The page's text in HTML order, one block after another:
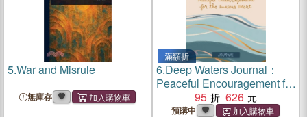
5.War and Misrule
無庫存
滿額折
6.Deep Waters Journal：
Peaceful Encouragement for
the Anxious Heart
95 626
預購中